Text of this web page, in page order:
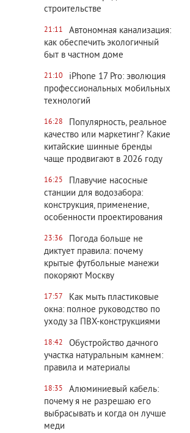
строительстве
21:11
Автономная канализация:
как обеспечить экологичный
быт в частном доме
21:10
iPhone 17 Pro: эволюция
профессиональных мобильных
технологий
16:28
Популярность, реальное
качество или маркетинг? Какие
китайские шинные бренды
чаще продвигают в 2026 году
16:25
Плавучие насосные
станции для водозабора:
конструкция, применение,
особенности проектирования
23:36
Погода больше не
диктует правила: почему
крытые футбольные манежи
покоряют Москву
17:57
Как мыть пластиковые
окна: полное руководство по
уходу за ПВХ-конструкциями
18:42
Обустройство дачного
участка натуральным камнем:
правила и материалы
18:35
Алюминиевый кабель:
почему я не разрешаю его
выбрасывать и когда он лучше
меди